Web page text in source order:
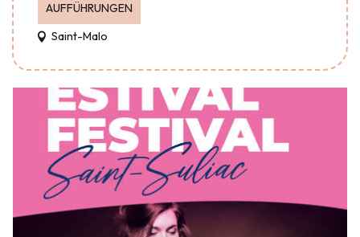
AUFFÜHRUNGEN
Saint-Malo